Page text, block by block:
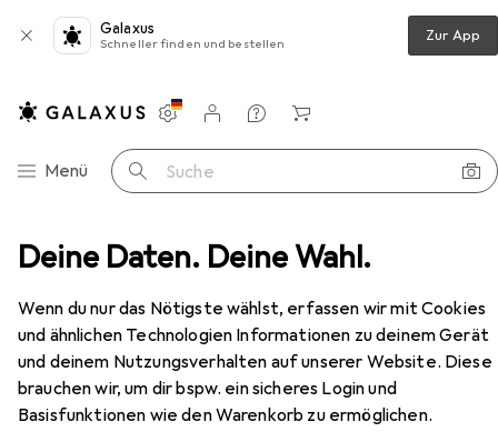
Deine Daten. Deine Wahl.
Wenn du nur das Nötigste wählst, erfassen wir mit Cookies
und ähnlichen Technologien Informationen zu deinem Gerät
und deinem Nutzungsverhalten auf unserer Website. Diese
brauchen wir, um dir bspw. ein sicheres Login und
Basisfunktionen wie den Warenkorb zu ermöglichen.
Galaxus
Schneller finden und bestellen Zur App
Navigation nach Kategorien
Menü Suche
Einstellungen
Kundenkonto
Vergleichslisten
Merklisten
Warenkorb
Schneider Electric LSSchalter iC60N 2p
EUR
116,35
Schneider Electric LSSchalter iC60N
2p